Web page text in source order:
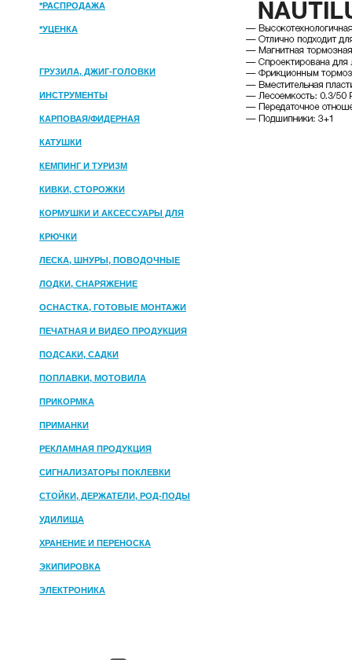
*РАСПРОДАЖА
*УЦЕНКА
ГРУЗИЛА, ДЖИГ-ГОЛОВКИ
ИНСТРУМЕНТЫ
КАРПОВАЯ/ФИДЕРНАЯ
КАТУШКИ
КЕМПИНГ И ТУРИЗМ
КИВКИ, СТОРОЖКИ
КОРМУШКИ И АКСЕССУАРЫ ДЛЯ
ПРИКОРМКИ
КРЮЧКИ
ЛЕСКА, ШНУРЫ, ПОВОДОЧНЫЕ
МАТЕРИАЛЫ
ЛОДКИ, СНАРЯЖЕНИЕ
ОСНАСТКА, ГОТОВЫЕ МОНТАЖИ
ПЕЧАТНАЯ И ВИДЕО ПРОДУКЦИЯ
ПОДСАКИ, САДКИ
ПОПЛАВКИ, МОТОВИЛА
ПРИКОРМКА
ПРИМАНКИ
РЕКЛАМНАЯ ПРОДУКЦИЯ
СИГНАЛИЗАТОРЫ ПОКЛЕВКИ
СТОЙКИ, ДЕРЖАТЕЛИ, РОД-ПОДЫ
УДИЛИЩА
ХРАНЕНИЕ И ПЕРЕНОСКА
ЭКИПИРОВКА
ЭЛЕКТРОНИКА